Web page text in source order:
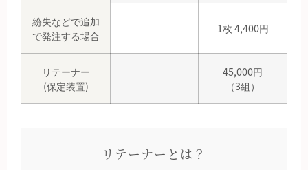
紛失などで追加
で発注する場合
1枚 4,400円
リテーナー
(保定装置)
45,000円
（3組）
リテーナーとは？